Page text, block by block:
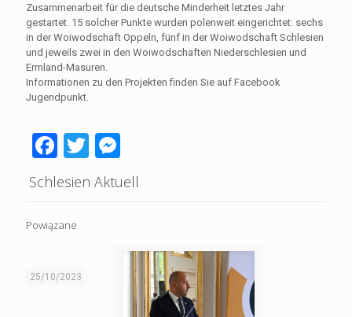
Zusammenarbeit für die deutsche Minderheit letztes Jahr
gestartet. 15 solcher Punkte wurden polenweit eingerichtet: sechs
in der Woiwodschaft Oppeln, fünf in der Woiwodschaft Schlesien
und jeweils zwei in den Woiwodschaften Niederschlesien und
Ermland-Masuren.
Informationen zu den Projekten finden Sie auf Facebook
Jugendpunkt.
Facebook
TwitterMessenger
Schlesien Aktuell
Powiązane
25/10/2023